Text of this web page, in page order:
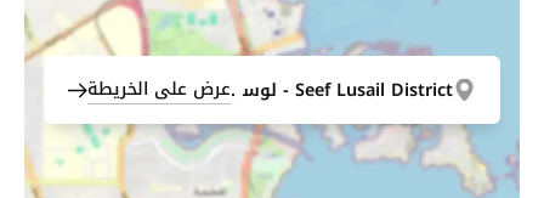
Seef Lusail District - لوسيل عرض على الخريطة